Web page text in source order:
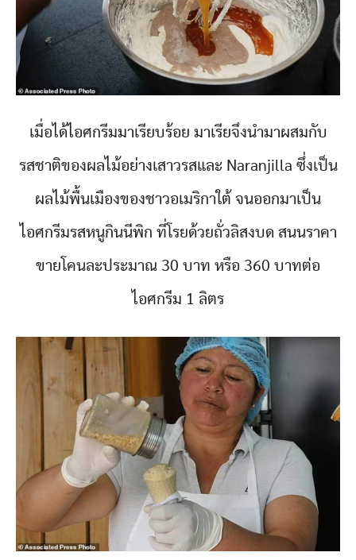
เมื่อได้ไอศกรีมมาเรียบร้อย มาเรียจึงนำมาผสมกับ
รสชาติของผลไม้อย่างเสาวรสและ Naranjilla ซึ่งเป็น
ผลไม้พื้นเมืองของชาวอเมริกาใต้ จนออกมาเป็น
ไอศกรีมรสหนูกินนีพิก ที่โรยด้วยถั่วลิสงบด สนนราคา
ขายโคนละประมาณ 30 บาท หรือ 360 บาทต่อ
ไอศกรีม 1 ลิตร